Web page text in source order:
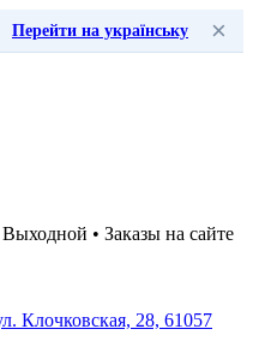
Перейти на українську ×
• Заказы на сайте
Клочковская, 28, 61057